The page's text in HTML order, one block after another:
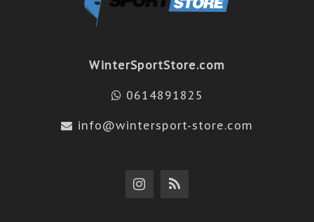
WinterSportStore.com
0614891825
info@wintersport-store.com